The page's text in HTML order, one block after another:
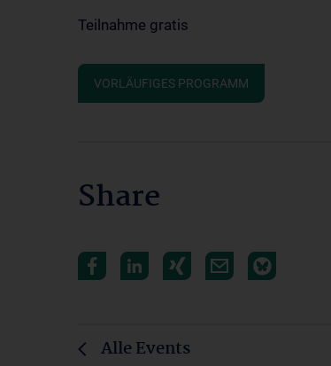
Teilnahme gratis
VORLÄUFIGES PROGRAMM
Share
Alle Events